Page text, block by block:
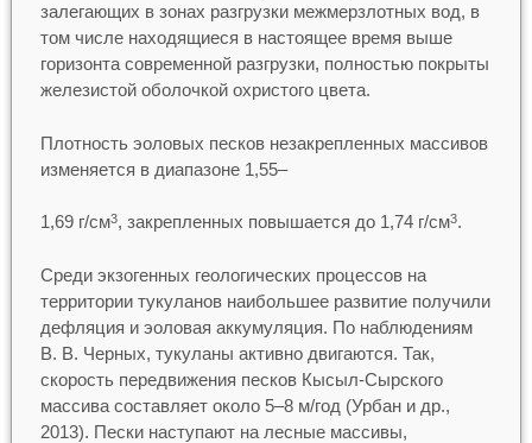
залегающих в зонах разгрузки межмерзлотных вод, в
том числе находящиеся в настоящее время выше
горизонта современной разгрузки, полностью покрыты
железистой оболочкой охристого цвета.
Плотность эоловых песков незакрепленных массивов
изменяется в диапазоне 1,55–
1,69 г/см3, закрепленных повышается до 1,74 г/см3.
Среди экзогенных геологических процессов на
территории тукуланов наибольшее развитие получили
дефляция и эоловая аккумуляция. По наблюдениям
В. В. Черных, тукуланы активно двигаются. Так,
скорость передвижения песков Кысыл-Сырского
массива составляет около 5–8 м/год (Урбан и др.,
2013). Пески наступают на лесные массивы,